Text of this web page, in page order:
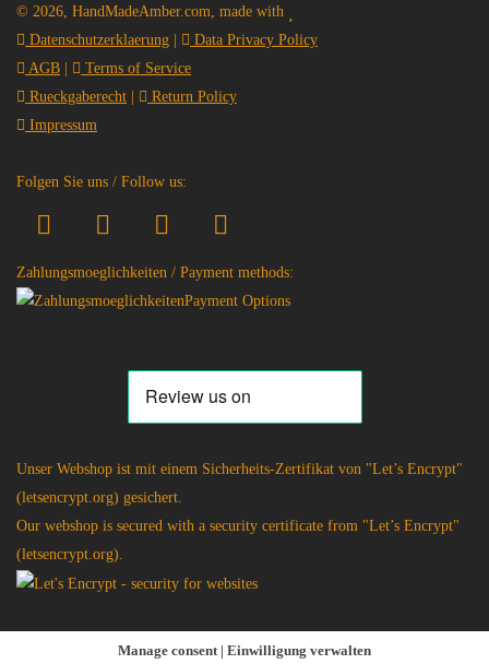
© 2026, HandMadeAmber.com, made with
Datenschutzerklaerung |
Data Privacy Policy
AGB |
Terms of Service
Rueckgaberecht |
Return Policy
Impressum
Folgen Sie uns / Follow us:
Zahlungsmoeglichkeiten / Payment methods:
Unser Webshop ist mit einem Sicherheits-Zertifikat von "Let’s Encrypt"
(letsencrypt.org) gesichert.
Our webshop is secured with a security certificate from "Let’s Encrypt"
(letsencrypt.org).
Manage consent | Einwilligung verwalten